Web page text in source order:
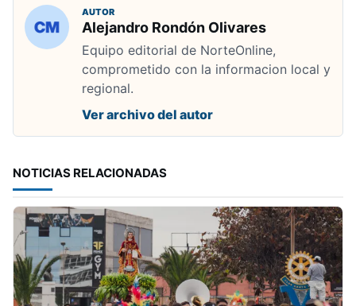
AUTOR
Alejandro Rondón Olivares
Equipo editorial de NorteOnline,
comprometido con la informacion local y
regional.
Ver archivo del autor
NOTICIAS RELACIONADAS